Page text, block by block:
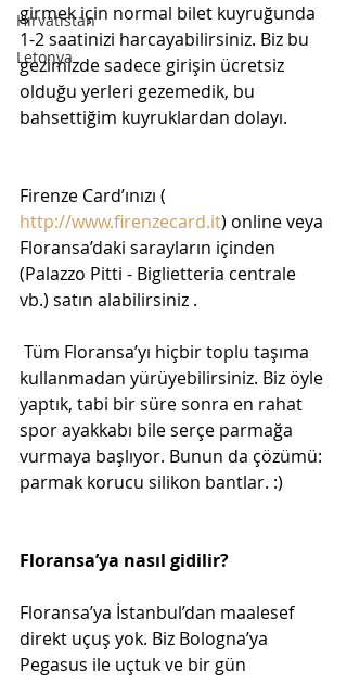
Hırvatistan
Letonya
girmek için normal bilet kuyruğunda
1-2 saatinizi harcayabilirsiniz. Biz bu
gezimizde sadece girişin ücretsiz
olduğu yerleri gezemedik, bu
bahsettiğim kuyruklardan dolayı.
Firenze Card’ınızı (
http://www.firenzecard.it) online veya
Floransa’daki sarayların içinden
(Palazzo Pitti - Biglietteria centrale
vb.) satın alabilirsiniz .
kullanmadan yürüyebilirsiniz. Biz öyle
yaptık, tabi bir süre sonra en rahat
spor ayakkabı bile serçe parmağa
vurmaya başlıyor. Bunun da çözümü:
parmak korucu silikon bantlar. :)
Floransa’ya nasıl gidilir?
Floransa’ya İstanbul’dan maalesef
direkt uçuş yok. Biz Bologna’ya
Pegasus ile uçtuk ve bir gün